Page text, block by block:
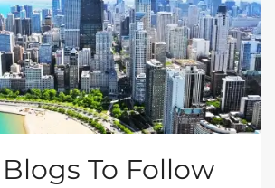
To Follow